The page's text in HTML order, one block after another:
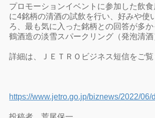
プロモーションイベントに参加した飲
に4銘柄の清酒の試飲を行い、好みや使
ろ、最も気に入った銘柄との回答が多
鶴酒造の淡雪スパークリング（発泡清酒
詳細は、ＪＥＴＲＯビジネス短信をご
https://www.jetro.go.jp/biznews/2022/